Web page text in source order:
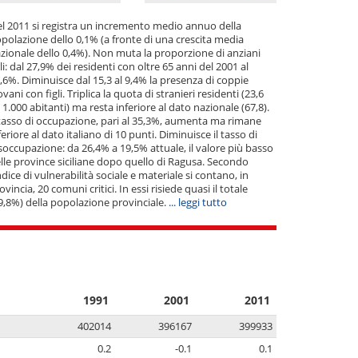
2011 si registra un incremento medio annuo della
dello 0,1% (a fronte di una crescita media
dello 0,4%). Non muta la proporzione di anziani
dal 27,9% dei residenti con oltre 65 anni del 2001 al
Diminuisce dal 15,3 al 9,4% la presenza di coppie
con figli. Triplica la quota di stranieri residenti (23,6
1.000 abitanti) ma resta inferiore al dato nazionale (67,8).
di occupazione, pari al 35,3%, aumenta ma rimane
al dato italiano di 10 punti. Diminuisce il tasso di
da 26,4% a 19,5% attuale, il valore più basso
province siciliane dopo quello di Ragusa. Secondo
di vulnerabilità sociale e materiale si contano, in
20 comuni critici. In essi risiede quasi il totale
della popolazione provinciale. ... leggi tutto
1991 2001 2011
402014 396167
399933
0.2 -0.1
0.1